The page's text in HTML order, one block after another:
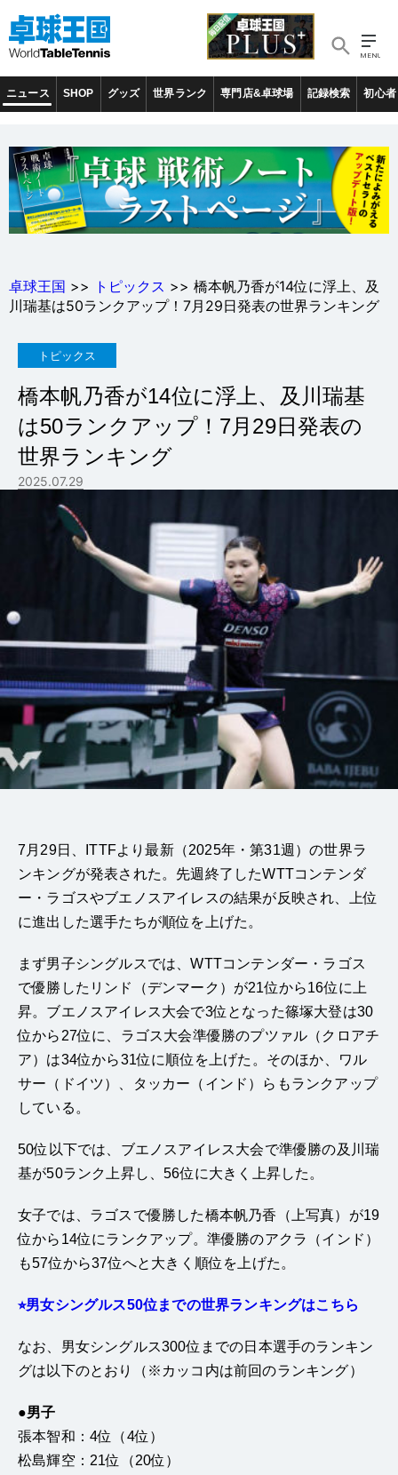
ニュース SHOP グッズ 世界ランク 専門店&卓球場 記録検索 初心者
卓球王国 >> トピックス >> 橋本帆乃香が14位に浮上、及
川瑞基は50ランクアップ！7月29日発表の世界ランキング
トピックス
橋本帆乃香が14位に浮上、及川瑞基
は50ランクアップ！7月29日発表の
世界ランキング
2025.07.29
7月29日、ITTFより最新（2025年・第31週）の世界ラ
ンキングが発表された。先週終了したWTTコンテンダ
ー・ラゴスやブエノスアイレスの結果が反映され、上位
に進出した選手たちが順位を上げた。
まず男子シングルスでは、WTTコンテンダー・ラゴス
で優勝したリンド（デンマーク）が21位から16位に上
昇。ブエノスアイレス大会で3位となった篠塚大登は30
位から27位に、ラゴス大会準優勝のプツァル（クロアチ
ア）は34位から31位に順位を上げた。そのほか、ワル
サー（ドイツ）、タッカー（インド）らもランクアップ
している。
50位以下では、ブエノスアイレス大会で準優勝の及川瑞
基が50ランク上昇し、56位に大きく上昇した。
女子では、ラゴスで優勝した橋本帆乃香（上写真）が19
位から14位にランクアップ。準優勝のアクラ（インド）
も57位から37位へと大きく順位を上げた。
⭐︎男女シングルス50位までの世界ランキングはこちら
なお、男女シングルス300位までの日本選手のランキン
グは以下のとおり（※カッコ内は前回のランキング）
●男子
張本智和：4位（4位）
松島輝空：21位（20位）